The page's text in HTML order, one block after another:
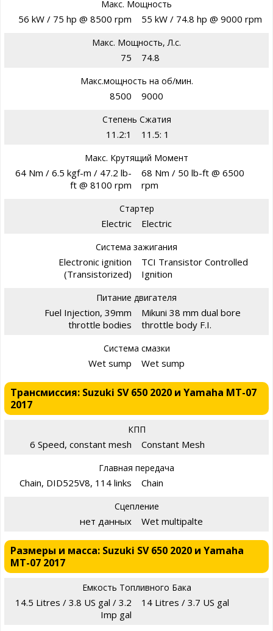
Макс. Мощность
56 kW / 75 hp @ 8500 rpm 55 kW / 74.8 hp @ 9000 rpm
Макс. Мощность, Л.с.
75 74.8
Макс.мощность на об/мин.
8500 9000
Степень Сжатия
11.2:1 11.5: 1
Макс. Крутящий Момент
64 Nm / 6.5 kgf-m / 47.2 lb-
ft @ 8100 rpm
68 Nm / 50 lb-ft @ 6500
rpm
Стартер
Electric Electric
Система зажигания
Electronic ignition
(Transistorized)
TCI Transistor Controlled
Ignition
Питание двигателя
Fuel Injection, 39mm
throttle bodies
Mikuni 38 mm dual bore
throttle body F.I.
Система смазки
Wet sump Wet sump
Трансмиссия: Suzuki SV 650 2020 и Yamaha MT-07
2017
КПП
6 Speed, constant mesh Constant Mesh
Главная передача
Chain, DID525V8, 114 links Chain
Сцепление
нет данных Wet multipalte
Размеры и масса: Suzuki SV 650 2020 и Yamaha
MT-07 2017
Емкость Топливного Бака
14.5 Litres / 3.8 US gal / 3.2
Imp gal
14 Litres / 3.7 US gal